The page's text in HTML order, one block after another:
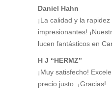
Daniel Hahn
¡La calidad y la
impresionantes!
lucen fantásticos en
H J “HERMZ”
¡Muy satisfecho!
precio justo. ¡Gracias!